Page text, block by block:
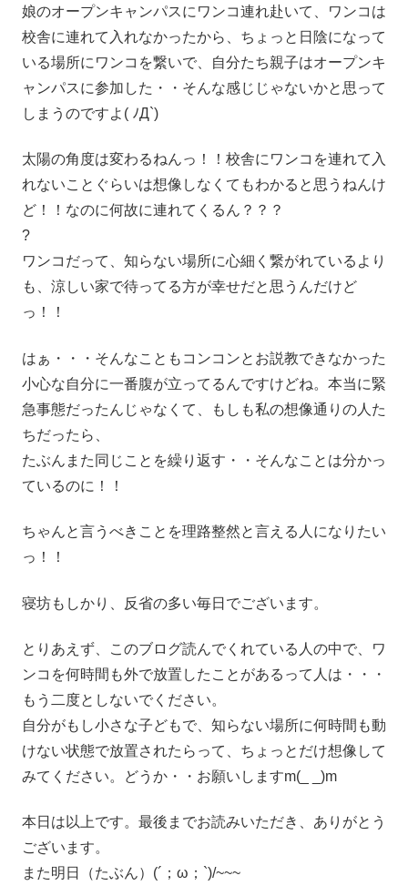
娘のオープンキャンパスにワンコ連れ赴いて、ワンコは
校舎に連れて入れなかったから、ちょっと日陰になって
いる場所にワンコを繋いで、自分たち親子はオープンキ
ャンパスに参加した・・そんな感じじゃないかと思って
しまうのですよ( ﾉД`)
太陽の角度は変わるねんっ！！校舎にワンコを連れて入
れないことぐらいは想像しなくてもわかると思うねんけ
ど！！なのに何故に連れてくるん？？？
?
ワンコだって、知らない場所に心細く繋がれているより
も、涼しい家で待ってる方が幸せだと思うんだけど
っ！！
はぁ・・・そんなこともコンコンとお説教できなかった
小心な自分に一番腹が立ってるんですけどね。本当に緊
急事態だったんじゃなくて、もしも私の想像通りの人た
ちだったら、
たぶんまた同じことを繰り返す・・そんなことは分かっ
ているのに！！
ちゃんと言うべきことを理路整然と言える人になりたい
っ！！
寝坊もしかり、反省の多い毎日でございます。
とりあえず、このブログ読んでくれている人の中で、ワ
ンコを何時間も外で放置したことがあるって人は・・・
もう二度としないでください。
自分がもし小さな子どもで、知らない場所に何時間も動
けない状態で放置されたらって、ちょっとだけ想像して
みてください。どうか・・お願いしますm(_ _)m
本日は以上です。最後までお読みいただき、ありがとう
ございます。
また明日（たぶん）(´；ω；`)/~~~